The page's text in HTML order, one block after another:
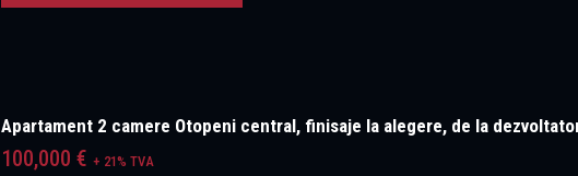
Apartament 2 camere Otopeni central, finisaje la alegere, de la
100,000 € + 21% TVA